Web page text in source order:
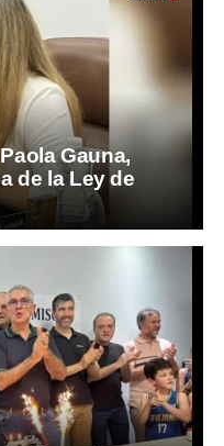
Gauna,
de la Ley de